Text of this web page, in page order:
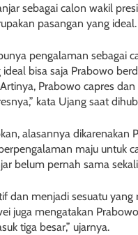
sebagai calon wakil
pasangan yang ideal.
pengalaman sebagai
ideal bisa saja Prabowo
Prabowo capres dan
kata Ujang saat
alasannya dikarenakan
maju untuk
belum pernah sama
dan menjadi sesuatu yang
juga mengatakan
tiga besar,” ujarnya.